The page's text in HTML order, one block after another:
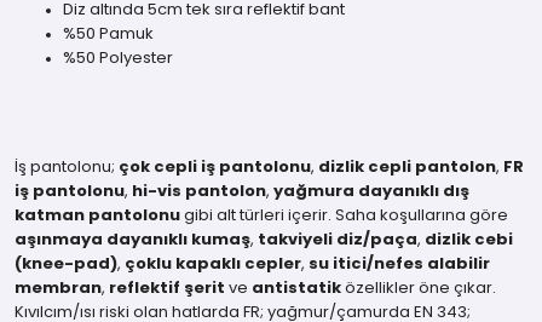
Diz altında 5cm tek sıra reflektif bant
%50 Pamuk
%50 Polyester
İş pantolonu; çok cepli iş pantolonu, dizlik cepli pantolon, FR
iş pantolonu, hi-vis pantolon, yağmura dayanıklı dış
katman pantolonu gibi alt türleri içerir. Saha koşullarına göre
aşınmaya dayanıklı kumaş, takviyeli diz/paça, dizlik cebi
(knee-pad), çoklu kapaklı cepler, su itici/nefes alabilir
membran, reflektif şerit ve antistatik özellikler öne çıkar.
Kıvılcım/ısı riski olan hatlarda FR; yağmur/çamurda EN 343;